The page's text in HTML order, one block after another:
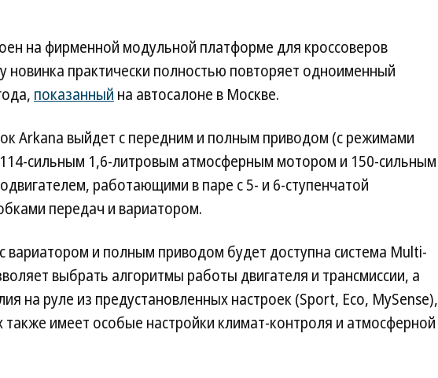
на фирменной модульной платформе для кроссоверов
новинка практически полностью повторяет одноименный
показанный на автосалоне в Москве.
Arkana выйдет с передним и полным приводом (с режимами
сильным 1,6-литровым атмосферным мотором и 150-сильным
работающими в паре с 5- и 6-ступенчатой
передач и вариатором.
вариатором и полным приводом будет доступна система Multi-
выбрать алгоритмы работы двигателя и трансмиссии, а
на руле из предустановленных настроек (Sport, Eco, MySense),
имеет особые настройки климат-контроля и атмосферной